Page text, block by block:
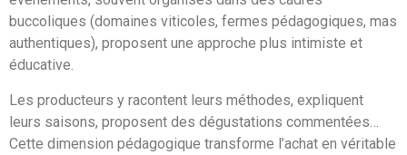
buccoliques (domaines viticoles, fermes pédagogiques, mas
authentiques), proposent une approche plus intimiste et
éducative.
Les producteurs y racontent leurs méthodes, expliquent
leurs saisons, proposent des dégustations commentées…
Cette dimension pédagogique transforme l’achat en véritable